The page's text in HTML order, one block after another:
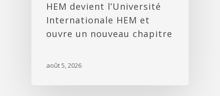
HEM devient l’Université
Internationale HEM et
ouvre un nouveau chapitre
août 5, 2026